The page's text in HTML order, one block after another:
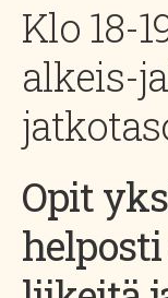
Klo 18-
alkeis-
Opit